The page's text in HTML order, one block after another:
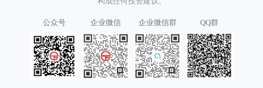
公众号 企业微信 企业微信群 QQ群